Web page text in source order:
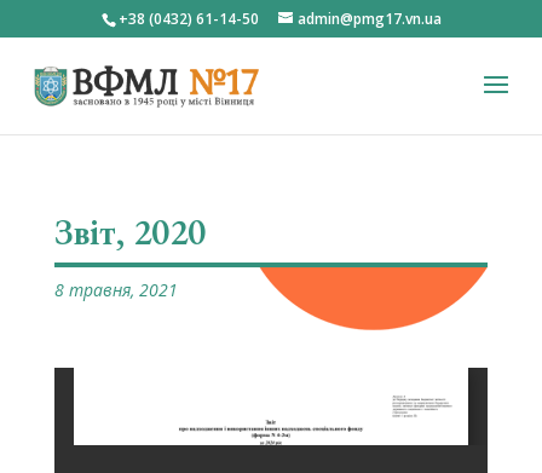
+38 (0432) 61-14-50 admin@pmg17.vn.ua
Звіт, 2020
8 травня, 2021